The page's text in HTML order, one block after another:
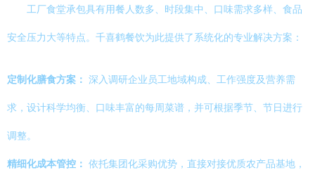
工厂食堂承包具有用餐人数多、时段集中、口味需求多样、食品
安全压力大等特点。千喜鹤餐饮为此提供了系统化的专业解决方案：
定制化膳食方案： 深入调研企业员工地域构成、工作强度及营养需
求，设计科学均衡、口味丰富的每周菜谱，并可根据季节、节日进行
调整。
精细化成本管控： 依托集团化采购优势，直接对接优质农产品基地，